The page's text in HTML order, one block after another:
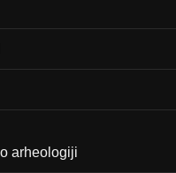
arheologiji